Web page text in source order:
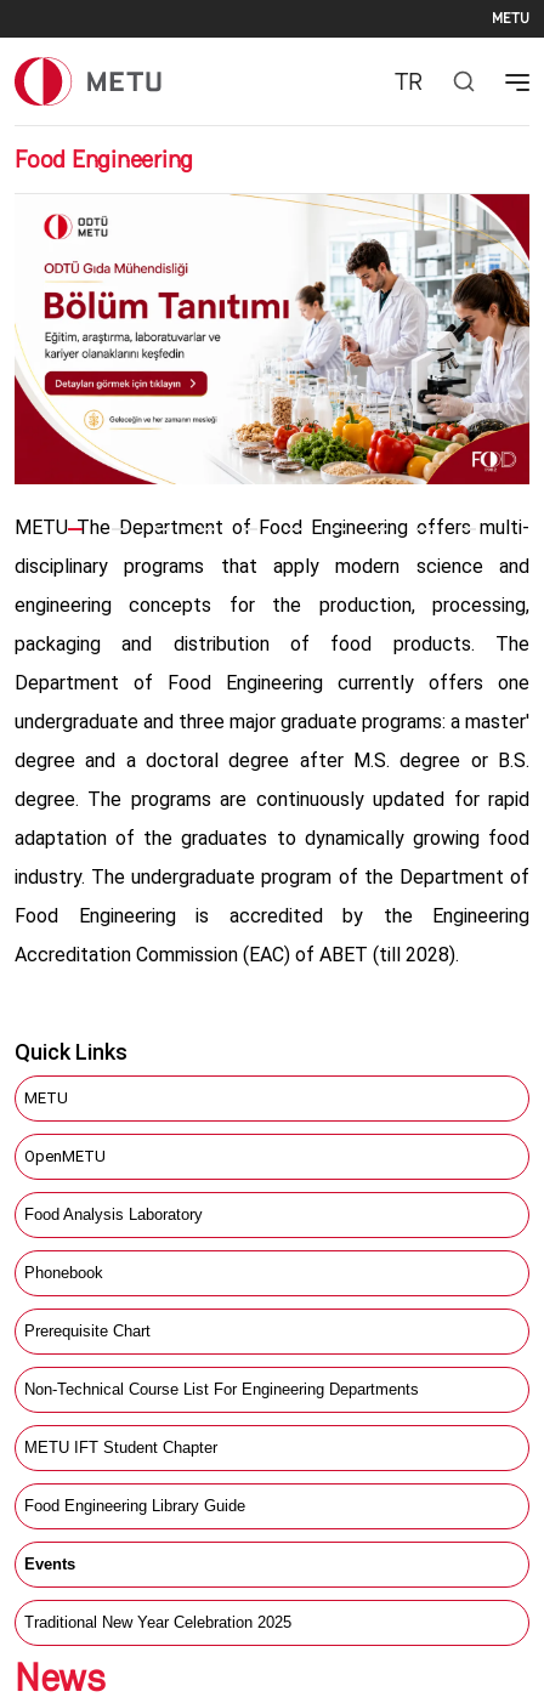
METU
Food Engineering
TR
Previous
METU The Department of Food Engineering offers multi-
disciplinary programs that apply modern science and
engineering concepts for the production, processing,
packaging and distribution of food products. The
Department of Food Engineering currently offers one
undergraduate and three major graduate programs: a master'
degree and a doctoral degree after M.S. degree or B.S.
degree. The programs are continuously updated for rapid
adaptation of the graduates to dynamically growing food
industry. The undergraduate program of the Department of
Food Engineering is accredited by the Engineering
Accreditation Commission (EAC) of ABET (till 2028).
Quick Links
METU
OpenMETU
Food Analysis Laboratory
Phonebook
Prerequisite Chart
Non-Technical Course List For Engineering Departments
METU IFT Student Chapter
Food Engineering Library Guide
Events
Traditional New Year Celebration 2025
News